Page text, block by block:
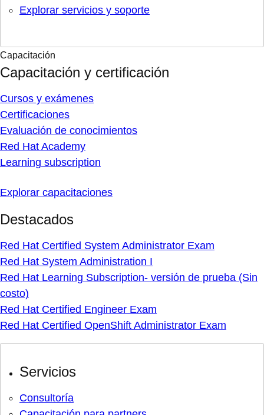
Explorar servicios y soporte
Capacitación
Capacitación y certificación
Cursos y exámenes
Certificaciones
Evaluación de conocimientos
Red Hat Academy
Learning subscription
Explorar capacitaciones
Destacados
Red Hat Certified System Administrator Exam
Red Hat System Administration I
Red Hat Learning Subscription- versión de prueba (Sin
costo)
Red Hat Certified Engineer Exam
Red Hat Certified OpenShift Administrator Exam
Servicios
Consultoría